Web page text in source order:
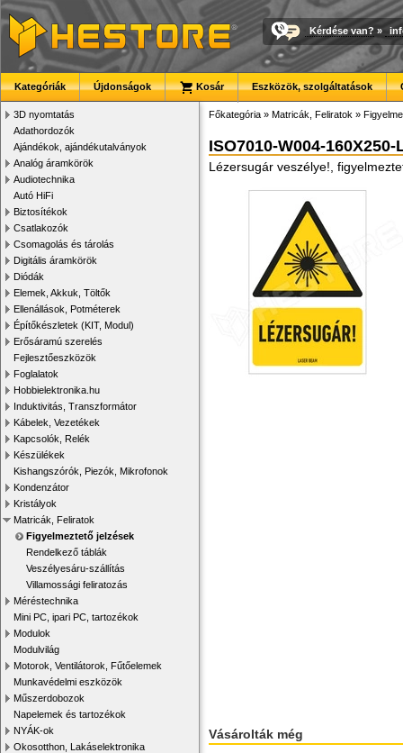
Kérdése van? »
Kategóriák Újdonságok Kosár Eszközök, szolgáltatások
3D nyomtatás
Adathordozók
Ajándékok, ajándékutalványok
Analóg áramkörök
Audiotechnika
Autó HiFi
Biztosítékok
Csatlakozók
Csomagolás és tárolás
Digitális áramkörök
Diódák
Elemek, Akkuk, Töltők
Ellenállások, Potméterek
Építőkészletek (KIT, Modul)
Erősáramú szerelés
Fejlesztőeszközök
Foglalatok
Hobbielektronika.hu
Induktivitás, Transzformátor
Kábelek, Vezetékek
Kapcsolók, Relék
Készülékek
Kishangszórók, Piezók, Mikrofonok
Kondenzátor
Kristályok
Matricák, Feliratok
Figyelmeztető jelzések
Rendelkező táblák
Veszélyesáru-szállítás
Villamossági feliratozás
Méréstechnika
Mini PC, ipari PC, tartozékok
Modulok
Modulvilág
Motorok, Ventilátorok, Fűtőelemek
Munkavédelmi eszközök
Műszerdobozok
Napelemek és tartozékok
NYÁK-ok
Okosotthon, Lakáselektronika
Főkategória » Matricák, Feliratok »
ISO7010-W004-160X250-
Lézersugár veszélye!,
Vásárolták még